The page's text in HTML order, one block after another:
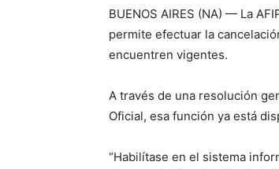
BUENOS AIRES (NA) — La
permite efectuar la
encuentren vigentes.
A través de una resolución
Oficial, esa función ya está
“Habilítase en el sistema